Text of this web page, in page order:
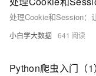
处理Cookie和Session：
小白学大数据 641
Python爬虫入门（1）